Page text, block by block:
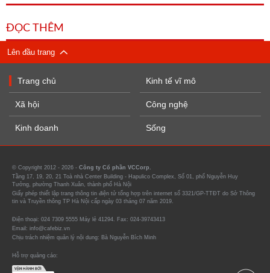
ĐỌC THÊM
Lên đầu trang
Trang chủ
Xã hội
Kinh doanh
Kinh tế vĩ mô
Công nghệ
Sống
© Copyright 2012 - 2026 - Công ty Cổ phần VCCorp.
Tầng 17, 19, 20, 21 Toà nhà Center Building - Hapulico Complex, Số 01, phố Nguyễn Huy
Tưởng, phường Thanh Xuân, thành phố Hà Nội
Giấy phép thiết lập trang thông tin điện tử tổng hợp trên internet số 3321/GP-TTĐT do Sở Thông
tin và Truyền thông TP Hà Nội cấp ngày 03 tháng 07 năm 2019.
Điện thoại: 024 7309 5555 Máy lẻ 41294. Fax: 024-39743413
Email: info@cafebiz.vn
Chịu trách nhiệm quản lý nội dung: Bà Nguyễn Bích Minh
Hỗ trợ quảng cáo: